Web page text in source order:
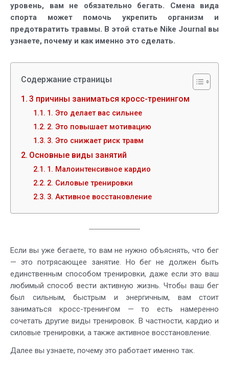
уровень, вам не обязательно бегать. Смена вида
спорта может помочь укрепить организм и
предотвратить травмы. В этой статье Nike Journal вы
узнаете, почему и как именно это сделать.
Содержание страницы
3 причины заниматься кросс-тренингом
1. Это делает вас сильнее
2. Это повышает мотивацию
3. Это снижает риск травм
Основные виды занятий
1. Малоинтенсивное кардио
2. Силовые тренировки
3. Активное восстановление
Если вы уже бегаете, то вам не нужно объяснять, что бег
— это потрясающее занятие. Но бег не должен быть
единственным способом тренировки, даже если это ваш
любимый способ вести активную жизнь. Чтобы ваш бег
был сильным, быстрым и энергичным, вам стоит
заниматься кросс-тренингом — то есть намеренно
сочетать другие виды тренировок. В частности, кардио и
силовые тренировки, а также активное восстановление.
Далее вы узнаете, почему это работает именно так.